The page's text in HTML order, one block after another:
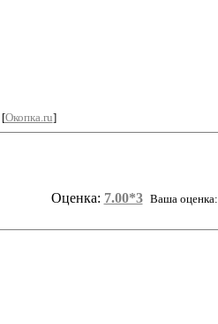
[Окопка.ru]
Оценка: 7.00*3 Ваша оценка: